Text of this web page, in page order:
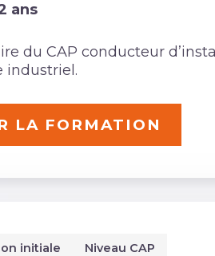
ans
du CAP conducteur
industriel.
LA FORMATION
initiale Niveau CAP